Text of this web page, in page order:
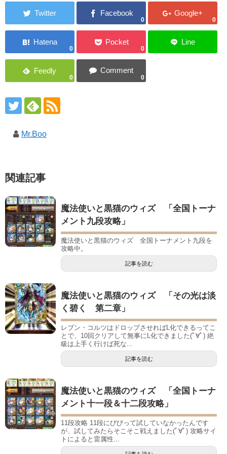
0 0
0 0
0 0
Mr.Boo
関連記事
魔法使いと黒猫のウィズ 「全国トーナ
メント九段攻略」
魔法使いと黒猫のウィズ 全国トーナメント九段を
攻略中。
記事を読む
魔法使いと黒猫のウィズ 「その光は淡
く碧く 第二章」
レブン・コルツはドロップさせればL化できるってこ
とで、10回クリアして無事にL化できました(ﾟ∀ﾟ) 絶
級は上手く行けば死な...
記事を読む
魔法使いと黒猫のウィズ 「全国トーナ
メント十一段＆十二段攻略」
11段攻略 11段にびびって試していなかったんです
が、試してみたらそこそこ戦えました(ﾟ∀ﾟ) 攻略サイ
トによると雷属性...